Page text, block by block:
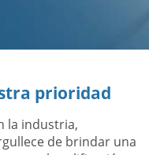
prioridad
la industria,
de brindar una